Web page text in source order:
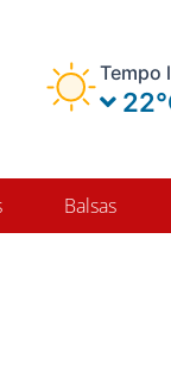
Tempo
Balsas